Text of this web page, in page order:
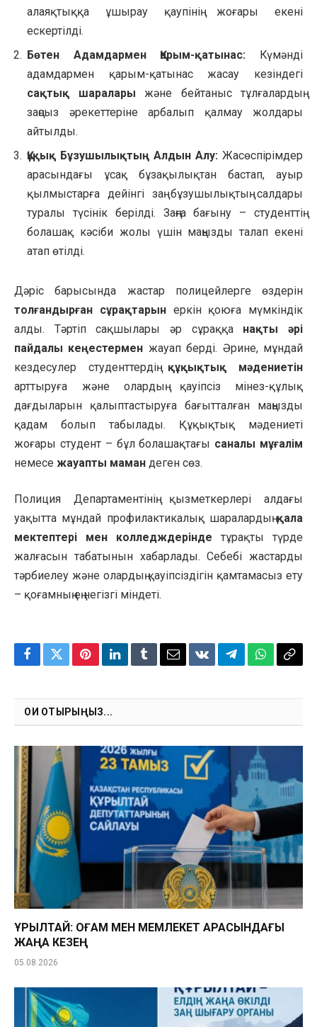
алаяқтыққа ұшырау қаупінің жоғары екені
ескертілді.
Бөтен Адамдармен Қарым-қатынас: Күмәнді
адамдармен қарым-қатынас жасау кезіндегі
сақтық шаралары және бейтаныс тұлғалардың
заңсыз әрекеттеріне арбалып қалмау жолдары
айтылды.
Құқық Бұзушылықтың Алдын Алу: Жасөспірімдер
арасындағы ұсақ бұзақылықтан бастап, ауыр
қылмыстарға дейінгі заң бұзушылықтың салдары
туралы түсінік берілді. Заңға бағыну – студенттің
болашақ кәсіби жолы үшін маңызды талап екені
атап өтілді.
Дәріс барысында жастар полицейлерге өздерін
толғандырған сұрақтарынеркін қоюға мүмкіндік
алды. Тәртіп сақшылары әр сұраққа нақты әрі
пайдалы кеңестермен жауап берді. Әрине, мұндай
кездесулер студенттердің құқықтық мәдениетін
арттыруға және олардың қауіпсіз мінез-құлық
дағдыларын қалыптастыруға бағытталған маңызды
қадам болып табылады. Құқықтық мәдениеті
жоғары студент – бұл болашақтағы саналы мұғалім
немесе жауапты маман деген сөз.
Полиция Департаментінің қызметкерлері алдағы
уақытта мұндай профилактикалық шаралардыңқала
мектептері мен колледждерінде тұрақты түрде
жалғасын табатынын хабарлады. Себебі жастарды
тәрбиелеу және олардың қауіпсіздігін қамтамасыз ету
– қоғамның ең негізгі міндеті.
Facebook
TwitterPinterestLinkedInTumblrEmailVKontakte
TelegramWhatsApp
Copy
ОҚИ ОТЫРЫҢЫЗ...
ҚҰРЫЛТАЙ: ҚОҒАМ МЕН МЕМЛЕКЕТ АРАСЫНДАҒЫ
ЖАҢА КЕЗЕҢ
05.08.2026